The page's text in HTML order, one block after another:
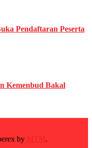
Pendaftaran Peserta
Kemenbud Bakal
by .